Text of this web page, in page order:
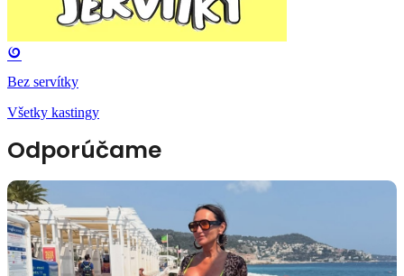
Bez servítky
Všetky kastingy
Odporúčame